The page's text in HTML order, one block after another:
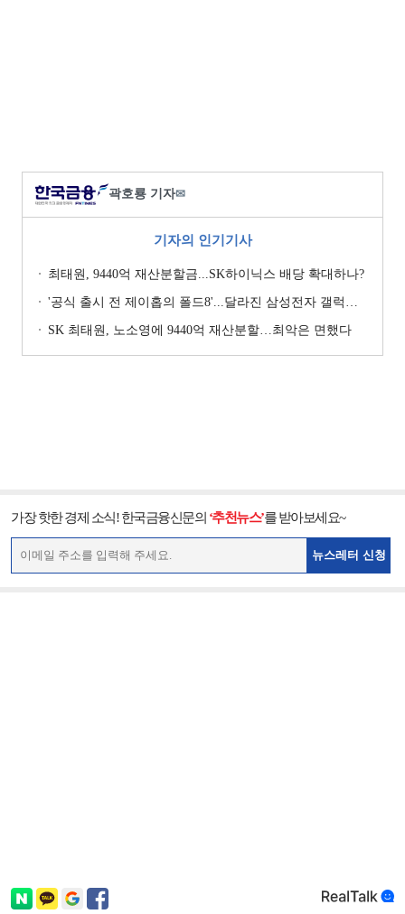
곽호룡 기자✉
기자의 인기기사
최태원, 9440억 재산분할금...SK하이닉스 배당 확대하나?
'공식 출시 전 제이홉의 폴드8'...달라진 삼성전자 갤럭시 마케팅?
SK 최태원, 노소영에 9440억 재산분할…최악은 면했다
가장 핫한 경제 소식! 한국금융신문의 ‘추천뉴스’를 받아보세요~
뉴스레터 신청